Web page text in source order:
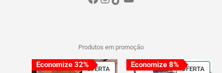
Produtos em promoção
OFERTA PRODUTO
Economize 32% OFERTA
Economize 8%